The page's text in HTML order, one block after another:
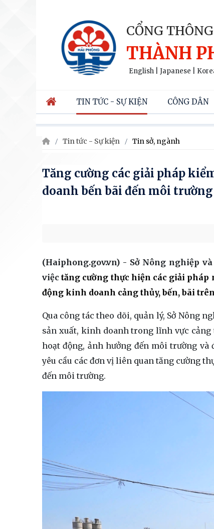
CỔNG
THÀNH
English Japanese
TIN TỨC - SỰ KIỆN CÔNG DÂN
Tin tức - Sự kiện Tin sở, ngành
Tăng cường các giải pháp
doanh bến bãi đến môi
(Haiphong.gov.vn) - Sở Nông nghiệp
việctăng cường thực hiện các giải
động kinh doanh cảng thủy, bến, bãi
Qua công tác theo dõi, quản lý, Sở Nông
sản xuất, kinh doanh trong lĩnh vực
hoạt động, ảnh hưởng đến môi trường
yêu cầu các đơn vị liên quan tăng cường
đến môi trường.